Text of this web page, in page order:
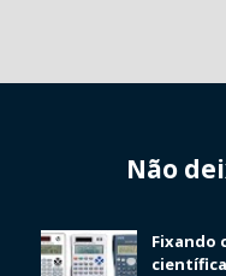
Não
Fixando
científica